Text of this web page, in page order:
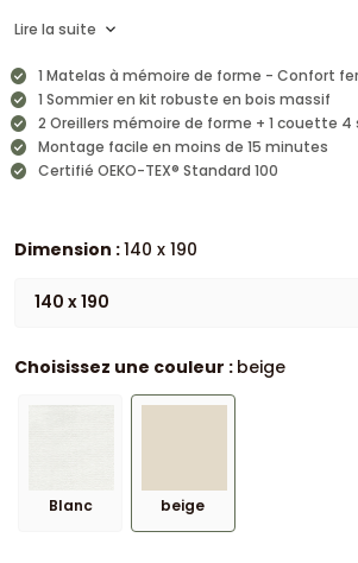
Lire la suite
1 Matelas à mémoire de forme - Confort
1 Sommier en kit robuste en bois massif
2 Oreillers mémoire de forme + 1 couette 4
Montage facile en moins de 15 minutes
Certifié OEKO-TEX® Standard 100
Dimension :140 x 190
140 x 190
Choisissez une couleur : beige
Blanc beige